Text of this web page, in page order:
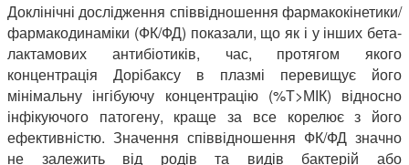
Доклінічні дослідження співвідношення фармакокінетики/
фармакодинаміки (ФК/ФД) показали, що як і у інших бета-
лактамових антибіотиків, час, протягом якого
концентрація Дорібаксу в плазмі перевищує його
мінімальну інгібуючу концентрацію (%Т>МІК) відносно
інфікуючого патогену, краще за все корелює з його
ефективністю. Значення співвідношення ФК/ФД значно
не залежить від родів та видів бактерій або